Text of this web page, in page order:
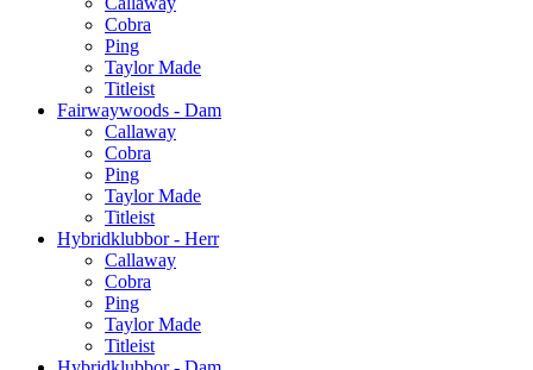
Cobra
Ping
Taylor Made
Titleist
Fairwaywoods - Dam
Callaway
Cobra
Ping
Taylor Made
Titleist
Hybridklubbor - Herr
Callaway
Cobra
Ping
Taylor Made
Titleist